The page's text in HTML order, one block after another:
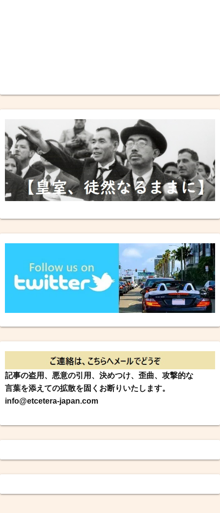
記事の盗用、悪意の引用、決めつけ、歪曲、攻撃的な
言葉を添えての拡散を固くお断りいたします。
info@etcetera-japan.com